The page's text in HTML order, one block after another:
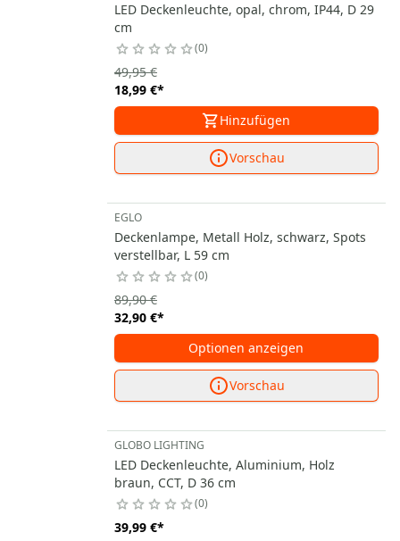
LED Deckenleuchte, opal, chrom, IP44, D 29
cm
0
18,99 €*
49,95 €
Hinzufügen
Vorschau
EGLO
Deckenlampe, Metall Holz, schwarz, Spots
verstellbar, L 59 cm
0
32,90 €*
89,90 €
Optionen anzeigen
Vorschau
GLOBO LIGHTING
LED Deckenleuchte, Aluminium, Holz
braun, CCT, D 36 cm
0
39,99 €*